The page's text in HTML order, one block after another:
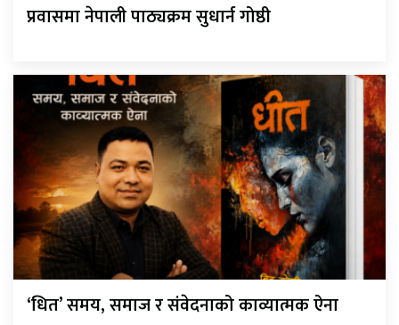
प्रवासमा नेपाली पाठ्यक्रम सुधार्न गोष्ठी
‘धित’ समय, समाज र संवेदनाको काव्यात्मक ऐना